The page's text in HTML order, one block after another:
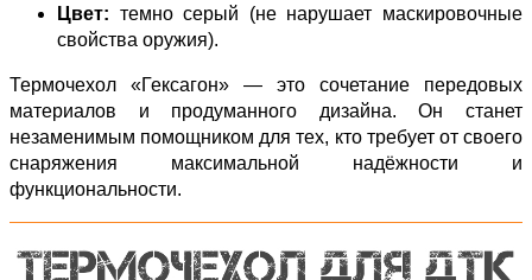
Цвет: темно серый (не нарушает маскировочные
свойства оружия).
Термочехол «Гексагон» — это сочетание передовых
материалов и продуманного дизайна. Он станет
незаменимым помощником для тех, кто требует от своего
снаряжения максимальной надёжности и
функциональности.